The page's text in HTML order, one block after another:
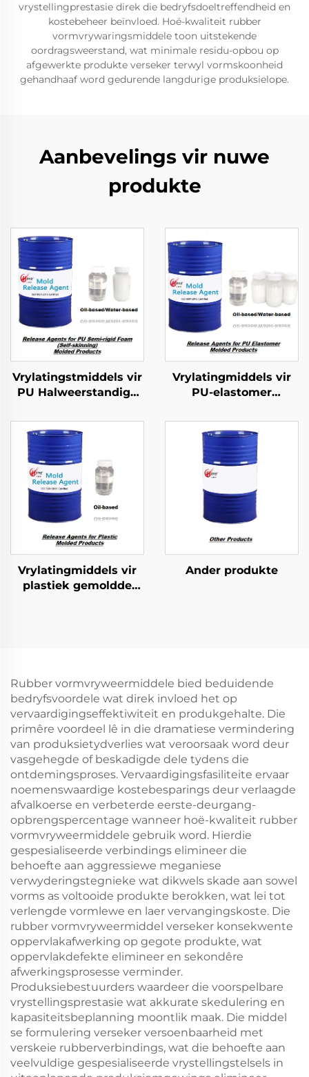
vrystellingprestasie direk die bedryfsdoeltreffendheid en
kostebeheer beïnvloed. Hoë-kwaliteit rubber
vormvrywaringsmiddele toon uitstekende
oordragsweerstand, wat minimale residu-opbou op
afgewerkte produkte verseker terwyl vormskoonheid
gehandhaaf word gedurende langdurige produksielope.
Aanbevelings vir nuwe
produkte
Vrylatingstmiddels vir
PU Halweerstandige
Produkte
Vrylatingmiddels vir
PU-elastomer
Vrylatingmiddels vir
plastiek gemoldde
Ander produkte
Rubber vormvryweermiddele bied beduidende
bedryfsvoordele wat direk invloed het op
vervaardigingseffektiwiteit en produkgehalte. Die
primêre voordeel lê in die dramatiese vermindering
van produksietydverlies wat veroorsaak word deur
vasgehegde of beskadigde dele tydens die
ontdemingsproses. Vervaardigingsfasiliteite ervaar
noemenswaardige kostebesparings deur verlaagde
afvalkoerse en verbeterde eerste-deurgang-
opbrengspercentage wanneer hoë-kwaliteit rubber
vormvryweermiddele gebruik word. Hierdie
gespesialiseerde verbindings elimineer die
behoefte aan aggressiewe meganiese
verwyderingstegnieke wat dikwels skade aan sowel
vorms as voltooide produkte berokken, wat lei tot
verlengde vormlewe en laer vervangingskoste. Die
rubber vormvryweermiddel verseker konsekwente
oppervlakafwerking op gegote produkte, wat
oppervlakdefekte elimineer en sekondêre
afwerkingsprosesse verminder.
Produksiebestuurders waardeer die voorspelbare
vrystellingsprestasie wat akkurate skedulering en
kapasiteitsbeplanning moontlik maak. Die middel
se formulering verseker versoenbaarheid met
verskeie rubberverbindings, wat die behoefte aan
veelvuldige gespesialiseerde vrystellingstelsels in